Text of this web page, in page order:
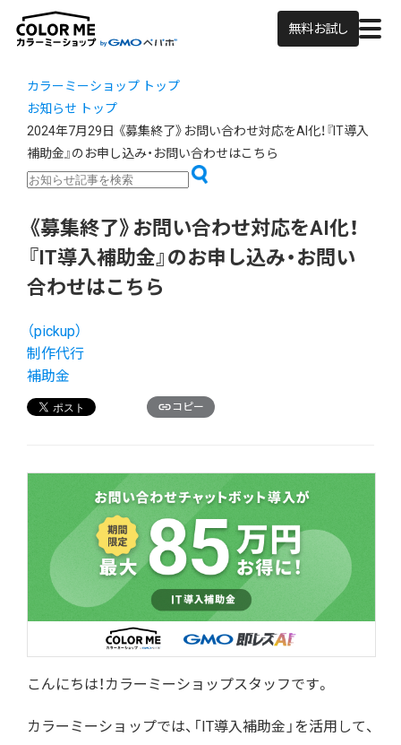
無料お試し
カラーミーショップ トップ
お知らせ トップ
2024年7月29日 《募集終了》お問い合わせ対応をAI化！『IT導入
補助金』のお申し込み・お問い合わせはこちら
《募集終了》お問い合わせ対応をAI化！
『IT導入補助金』のお申し込み・お問い
合わせはこちら
（pickup）
制作代行
補助金
コピー
こんにちは！カラーミーショップスタッフです。
カラーミーショップでは、「IT導入補助金」を活用して、